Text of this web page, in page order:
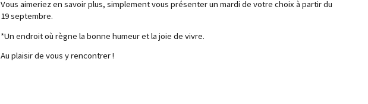
Vous aimeriez en savoir plus, simplement vous présenter un mardi de votre choix à partir du
19 septembre.
*Un endroit où règne la bonne humeur et la joie de vivre.
Au plaisir de vous y rencontrer !